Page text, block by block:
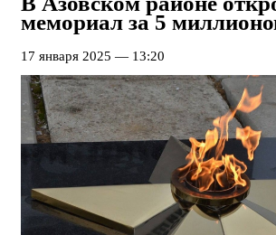
мемориал за 5
17 января 2025 — 13:20